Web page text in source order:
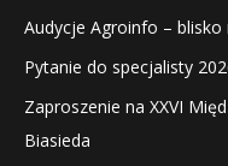
Audycje Agroinfo – blisko
Pytanie do specjalisty
Zaproszenie na XXVI
Biasieda